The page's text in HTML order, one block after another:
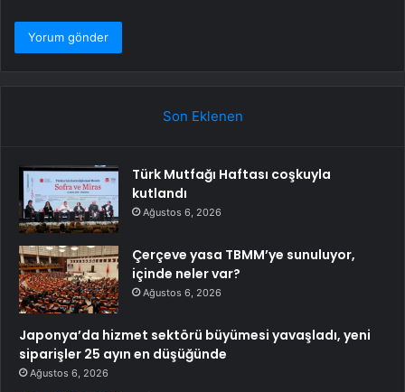
Son Eklenen
Türk Mutfağı Haftası coşkuyla
kutlandı
Ağustos 6, 2026
Çerçeve yasa TBMM’ye sunuluyor,
içinde neler var?
Ağustos 6, 2026
Japonya’da hizmet sektörü büyümesi yavaşladı, yeni
siparişler 25 ayın en düşüğünde
Ağustos 6, 2026